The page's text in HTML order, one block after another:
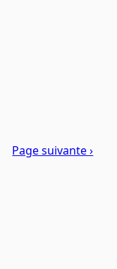
Page suivante ›